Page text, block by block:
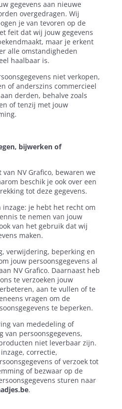
gegevens aan nieuwe
overgedragen. Wij
je van tevoren op de
feit dat wij jouw gegevens
maar je erkent
alle omstandigheden
haalbaar is.
niet verkopen,
of anderszins commercieel
derden, behalve zoals
of tenzij met jouw
bijwerken of
NV Grafico, bewaren we
beschik je ook over een
tot deze gegevens.
inzage: je hebt het recht om
te nemen van jouw
van het gebruik dat wij
maken.
verwijdering, beperking en
jouw persoonsgegevens al
NV Grafico. Daarnaast heb
te verzoeken jouw
aan te vullen of te
vragen om de
te beperken.
van mededeling of
van persoonsgegevens,
niet leverbaar zijn.
correctie,
of verzoek tot
of bezwaar op de
sturen naar
.